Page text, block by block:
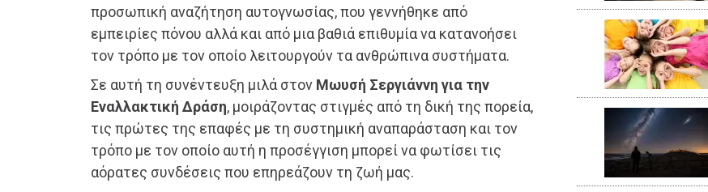
προσωπική αναζήτηση αυτογνωσίας, που γεννήθηκε από
εμπειρίες πόνου αλλά και από μια βαθιά επιθυμία να κατανοήσει
τον τρόπο με τον οποίο λειτουργούν τα ανθρώπινα συστήματα.
Σε αυτή τη συνέντευξη μιλά στον Μωυσή Σεργιάννη για την
Εναλλακτική Δράση, μοιράζοντας στιγμές από τη δική της πορεία,
τις πρώτες της επαφές με τη συστημική αναπαράσταση και τον
τρόπο με τον οποίο αυτή η προσέγγιση μπορεί να φωτίσει τις
αόρατες συνδέσεις που επηρεάζουν τη ζωή μας.